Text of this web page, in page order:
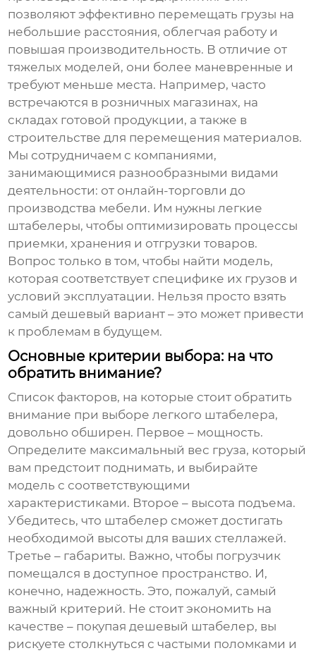
позволяют эффективно перемещать грузы на
небольшие расстояния, облегчая работу и
повышая производительность. В отличие от
тяжелых моделей, они более маневренные и
требуют меньше места. Например, часто
встречаются в розничных магазинах, на
складах готовой продукции, а также в
строительстве для перемещения материалов.
Мы сотрудничаем с компаниями,
занимающимися разнообразными видами
деятельности: от онлайн-торговли до
производства мебели. Им нужны легкие
штабелеры, чтобы оптимизировать процессы
приемки, хранения и отгрузки товаров.
Вопрос только в том, чтобы найти модель,
которая соответствует специфике их грузов и
условий эксплуатации. Нельзя просто взять
самый дешевый вариант – это может привести
к проблемам в будущем.
Основные критерии выбора: на что
обратить внимание?
Список факторов, на которые стоит обратить
внимание при выборе легкого штабелера,
довольно обширен. Первое – мощность.
Определите максимальный вес груза, который
вам предстоит поднимать, и выбирайте
модель с соответствующими
характеристиками. Второе – высота подъема.
Убедитесь, что штабелер сможет достигать
необходимой высоты для ваших стеллажей.
Третье – габариты. Важно, чтобы погрузчик
помещался в доступное пространство. И,
конечно, надежность. Это, пожалуй, самый
важный критерий. Не стоит экономить на
качестве – покупая дешевый штабелер, вы
рискуете столкнуться с частыми поломками и